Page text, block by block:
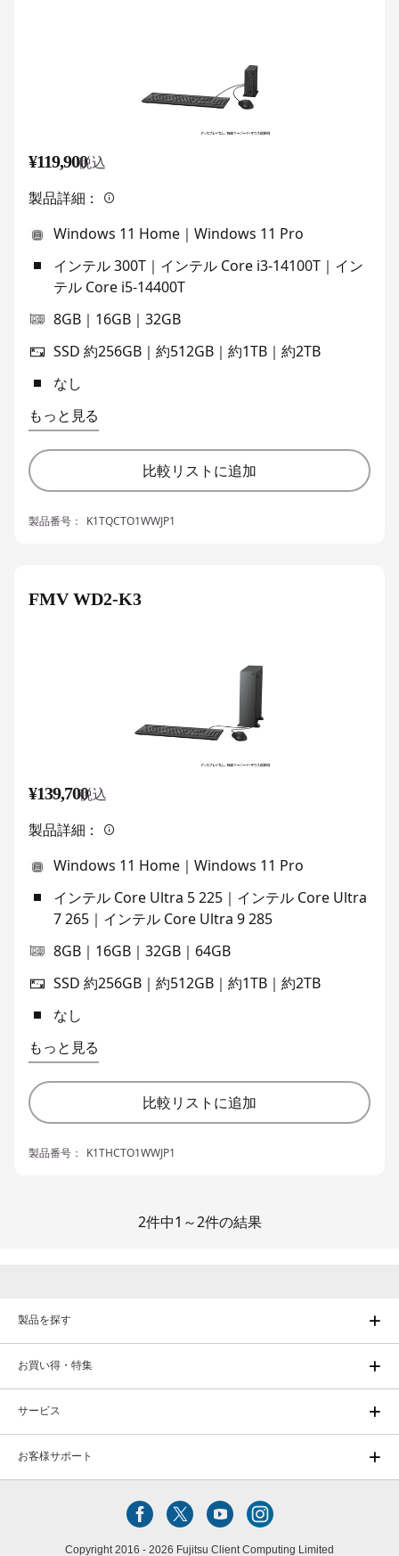
¥119,900税込
製品詳細：
Windows 11 Home｜Windows 11 Pro
インテル 300T｜インテル Core i3-14100T｜イン
テル Core i5-14400T
8GB｜16GB｜32GB
SSD 約256GB｜約512GB｜約1TB｜約2TB
なし
もっと見る
比較リストに追加
製品番号： K1TQCTO1WWJP1
FMV WD2-K3
¥139,700税込
製品詳細：
Windows 11 Home｜Windows 11 Pro
インテル Core Ultra 5 225｜インテル Core Ultra
7 265｜インテル Core Ultra 9 285
8GB｜16GB｜32GB｜64GB
SSD 約256GB｜約512GB｜約1TB｜約2TB
なし
もっと見る
比較リストに追加
製品番号： K1THCTO1WWJP1
2件中1～2件の結果
製品を探す
お買い得・特集
サービス
お客様サポート
Copyright 2016 - 2026 Fujitsu Client Computing Limited